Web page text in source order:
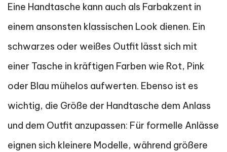
Eine Handtasche kann auch als Farbakzent in
einem ansonsten klassischen Look dienen. Ein
schwarzes oder weißes Outfit lässt sich mit
einer Tasche in kräftigen Farben wie Rot, Pink
oder Blau mühelos aufwerten. Ebenso ist es
wichtig, die Größe der Handtasche dem Anlass
und dem Outfit anzupassen: Für formelle Anlässe
eignen sich kleinere Modelle, während größere